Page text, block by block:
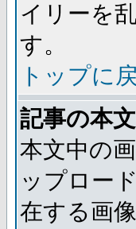
イリーを
す。
トップに
記事の本
本文中の
ップロー
在する画